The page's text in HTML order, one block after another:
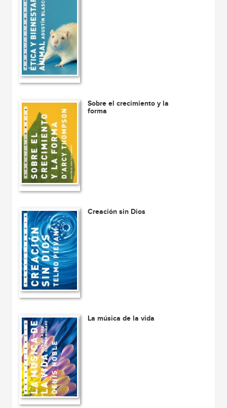
Sobre el crecimiento y la
forma
Creación sin Dios
La música de la vida